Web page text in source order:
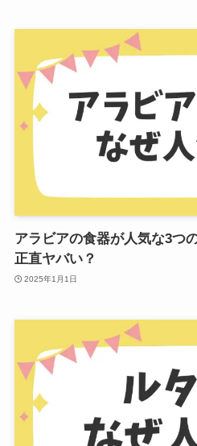
アラビアの食器が人気な3つ
正直ヤバい？
2025年1月1日